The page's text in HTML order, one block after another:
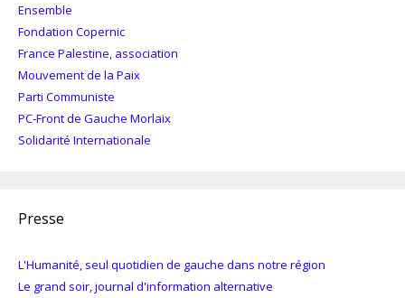
Ensemble
Fondation Copernic
France Palestine, association
Mouvement de la Paix
Parti Communiste
PC-Front de Gauche Morlaix
Solidarité Internationale
Presse
L'Humanité, seul quotidien de gauche dans notre région
Le grand soir, journal d'information alternative